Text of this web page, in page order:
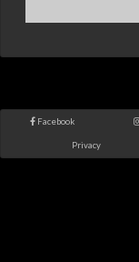
Facebook
Privacy